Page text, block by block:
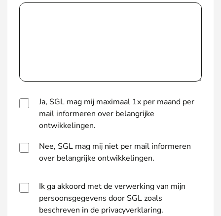
Ja, SGL mag mij maximaal 1x per maand per
mail informeren over belangrijke
ontwikkelingen.
Nee, SGL mag mij niet per mail informeren
over belangrijke ontwikkelingen.
Ik ga akkoord met de verwerking van mijn
persoonsgegevens door SGL zoals
beschreven in de privacyverklaring.